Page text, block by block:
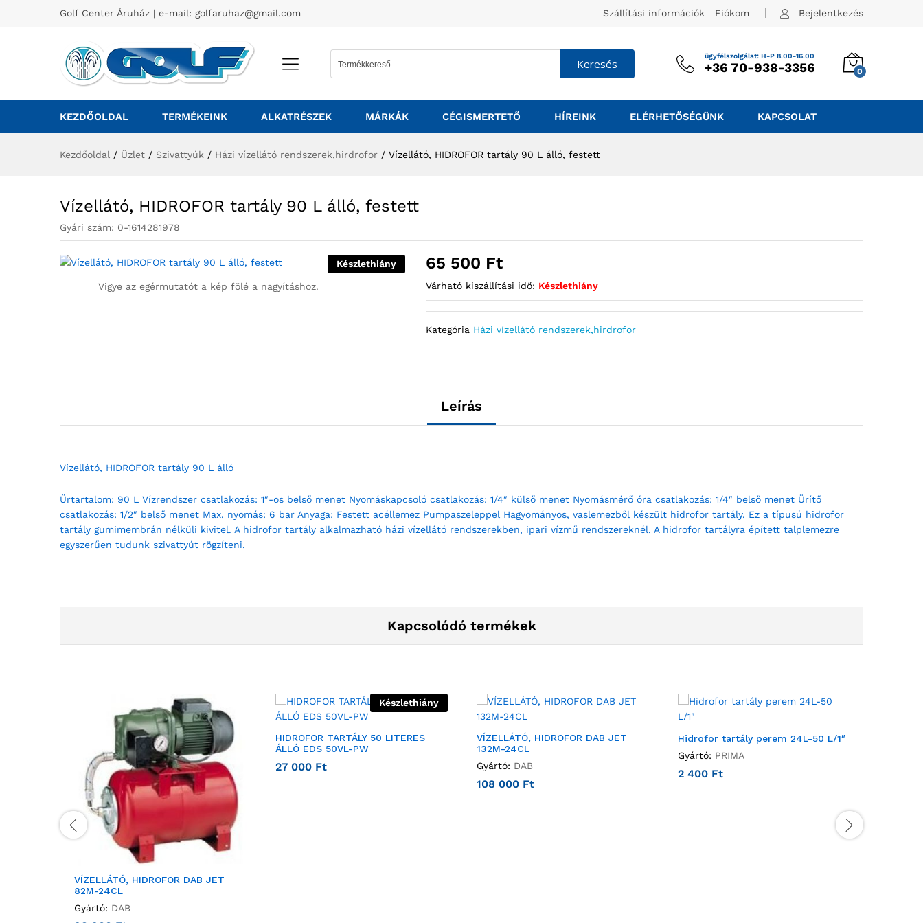
Golf Center Áruház | e-mail: golfaruhaz@gmail.com Szállítási információk Fiókom Bejelentkezés
Keresés
ügyfélszolgálat: H-P 8.00-16.00
+36 70-938-3356 0
KEZDŐOLDAL TERMÉKEINK ALKATRÉSZEK MÁRKÁK CÉGISMERTETŐ HÍREINK ELÉRHETŐSÉGÜNK KAPCSOLAT
Kezdőoldal / Üzlet / Szivattyúk / Házi vízellátó rendszerek,hirdrofor / Vízellátó, HIDROFOR tartály 90 L álló, festett
Vízellátó, HIDROFOR tartály 90 L álló, festett
Gyári szám: 0-1614281978
Készlethiány
Vigye az egérmutatót a kép fölé a nagyításhoz.
65 500 Ft
Várható kiszállítási idő: Készlethiány
Kategória Házi vízellátó rendszerek,hirdrofor
Leírás
Vízellátó, HIDROFOR tartály 90 L álló
Űrtartalom: 90 L Vízrendszer csatlakozás: 1″-os belső menet Nyomáskapcsoló csatlakozás: 1/4″ külső menet Nyomásmérő óra csatlakozás: 1/4″ belső menet Ürítő
csatlakozás: 1/2″ belső menet Max. nyomás: 6 bar Anyaga: Festett acéllemez Pumpaszeleppel Hagyományos, vaslemezből készült hidrofor tartály. Ez a típusú hidrofor
tartály gumimembrán nélküli kivitel. A hidrofor tartály alkalmazható házi vízellátó rendszerekben, ipari vízmű rendszereknél. A hidrofor tartályra épített talplemezre
egyszerűen tudunk szivattyút rögzíteni.
Kapcsolódó termékek
VÍZELLÁTÓ, HIDROFOR DAB JET
82M-24CL
Gyártó: DAB
Készlethiány
HIDROFOR TARTÁLY 50 LITERES
ÁLLÓ EDS 50VL-PW
27 000 Ft
VÍZELLÁTÓ, HIDROFOR DAB JET
132M-24CL
Gyártó: DAB
108 000 Ft
Hidrofor tartály perem 24L-50 L/1″
Gyártó: PRIMA
2 400 Ft